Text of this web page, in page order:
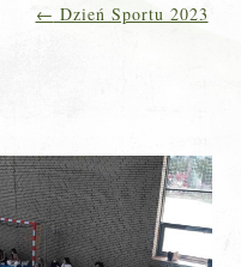
← Dzień Sportu 2023